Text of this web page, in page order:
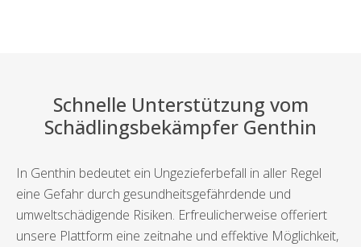
Schnelle Unterstützung vom
Schädlingsbekämpfer Genthin
In Genthin bedeutet ein Ungezieferbefall in aller Regel
eine Gefahr durch gesundheitsgefährdende und
umweltschädigende Risiken. Erfreulicherweise offeriert
unsere Plattform eine zeitnahe und effektive Möglichkeit,